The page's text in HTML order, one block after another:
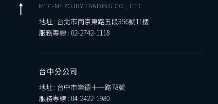
MTC-MERCURY TRADING CO., LTD.
地址 : 台北市南京東路五段356號11樓
服務專線 : 02-2742-1118
台中分公司
地址 : 台中市崇德十一路78號
服務專線 : 04-2422-1980